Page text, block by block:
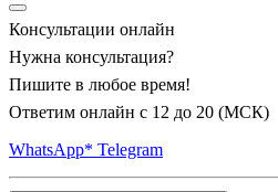
Консультации онлайн
Нужна консультация?
Пишите в любое время!
Ответим онлайн с 12 до 20 (МСК)
WhatsApp* Telegram